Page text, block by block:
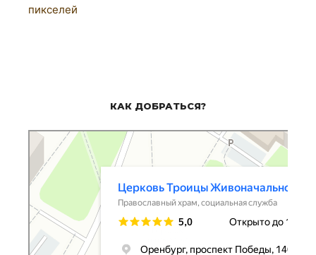
пикселей
КАК ДОБРАТЬСЯ?
Церковь Троицы Живоначальной
Православный храм в Оренбурге